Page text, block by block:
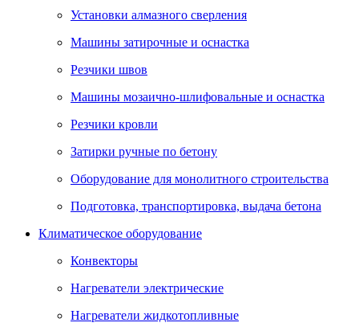
Установки алмазного сверления
Машины затирочные и оснастка
Резчики швов
Машины мозаично-шлифовальные и оснастка
Резчики кровли
Затирки ручные по бетону
Оборудование для монолитного строительства
Подготовка, транспортировка, выдача бетона
Климатическое оборудование
Конвекторы
Нагреватели электрические
Нагреватели жидкотопливные